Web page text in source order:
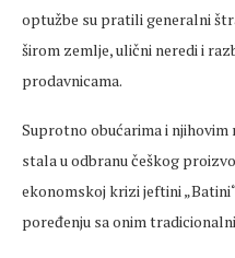
optužbe su pratili generalni
širom zemlje, ulični neredi i
prodavnicama.
Suprotno obućarima i njihovim
stala u odbranu češkog
ekonomskoj krizi jeftini
poređenju sa onim